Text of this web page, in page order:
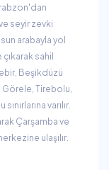
seyir zevki
arabayla yol
sahil
Beşikdüzü
Görele, Tirebolu,
varılır.
Çarşamba ve
ulaşılır.